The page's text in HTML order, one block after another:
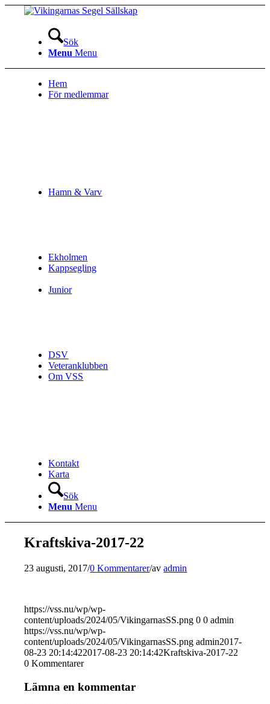
Sök
Menu Menu
Hem
För medlemmar
Hamn & Varv
Ekholmen
Kappsegling
Junior
DSV
Veteranklubben
Om VSS
Kontakt
Karta
Sök
Menu Menu
Kraftskiva-2017-22
23 augusti, 2017/0 Kommentarer/avadmin
https://vss.nu/wp/wp-
content/uploads/2024/05/VikingarnasSS.png 0 0 admin
https://vss.nu/wp/wp-
content/uploads/2024/05/VikingarnasSS.png admin2017-
08-23 20:14:422017-08-23 20:14:42Kraftskiva-2017-22
0 Kommentarer
Lämna en kommentar